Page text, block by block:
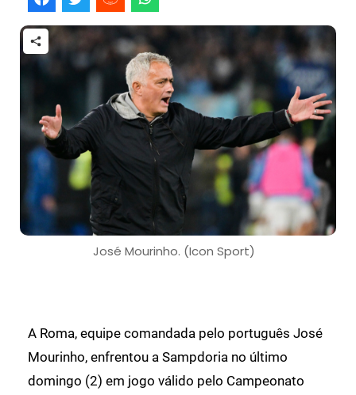
José Mourinho. (Icon Sport)
A Roma, equipe comandada pelo português José
Mourinho, enfrentou a Sampdoria no último
domingo (2) em jogo válido pelo Campeonato